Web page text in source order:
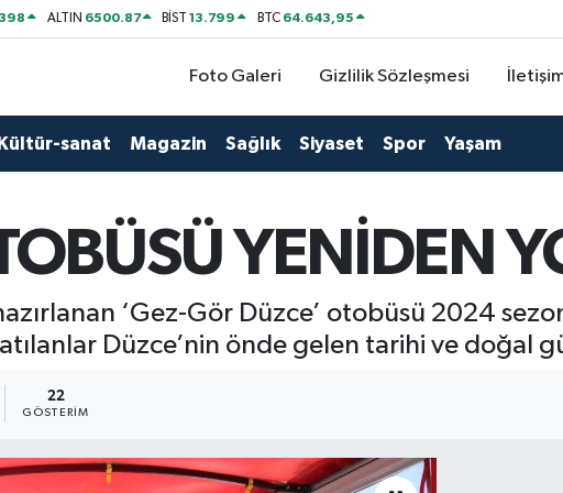
ALTIN 6500.87 BİST13.799 BTC 64.643,95
Foto Galeri Gizlilik Sözleşmesi
Kültür-sanat Magazin Sağlık Siyaset Spor Yaşam
YENİDEN
‘Gez-Gör Düzce’ otobüsü 2024
Düzce’nin önde gelen tarihi ve doğal
22
GÖSTERIM